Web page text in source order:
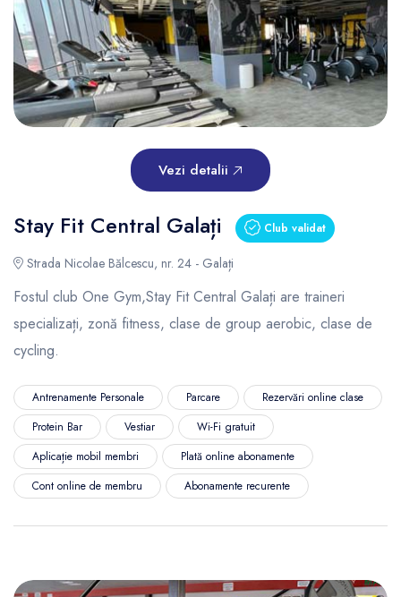
Vezi detalii
Stay Fit Central Galați Club validat
Strada Nicolae Bălcescu, nr. 24 - Galați
Fostul club One Gym,Stay Fit Central Galați are traineri
specializați, zonă fitness, clase de group aerobic, clase de
cycling.
Antrenamente Personale Parcare
Rezervări online clase
Protein Bar
Vestiar
Wi-Fi gratuit
Aplicație mobil membri
Plată online abonamente
Cont online de membru
Abonamente recurente